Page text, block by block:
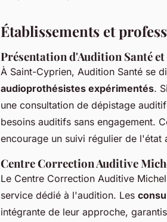
Établissements et
Présentation d'Audition Santé et
À Saint-Cyprien, Audition Santé se
audioprothésistes expérimentés.
une consultation de dépistage
besoins auditifs sans engagement.
encourage un suivi régulier de l'état
Centre Correction Auditive
Le Centre Correction Auditive
service dédié à l'audition. Les
intégrante de leur approche,